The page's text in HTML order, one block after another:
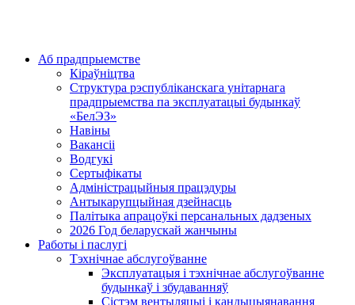
Аб прадпрыемстве
Кіраўніцтва
Структура рэспубліканскага унітарнага
прадпрыемства па эксплуатацыі будынкаў
«БелЭЗ»
Навіны
Вакансіі
Водгукі
Сертыфікаты
Адміністрацыйныя працэдуры
Антыкарупцыйная дзейнасць
Палітыка апрацоўкі персанальных дадзеных
2026 Год беларускай жанчыны
Работы і паслугі
Тэхнічнае абслугоўванне
Эксплуатацыя і тэхнічнае абслугоўванне
будынкаў і збудаванняў
Сістэм вентыляцыі і кандыцыянавання